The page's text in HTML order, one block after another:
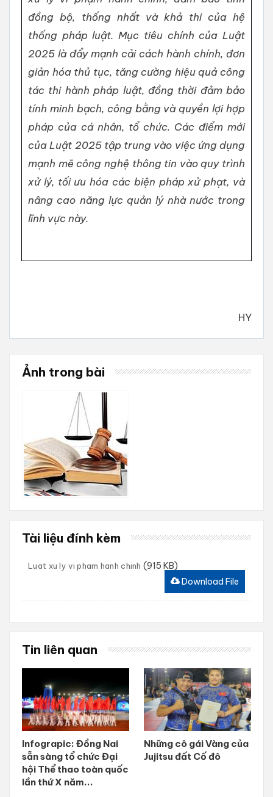
đồng bộ, thống nhất và khả thi của hệ
thống pháp luật. Mục tiêu chính của Luật
2025 là đẩy mạnh cải cách hành chính, đơn
giản hóa thủ tục, tăng cường hiệu quả công
tác thi hành pháp luật, đồng thời đảm bảo
tính minh bạch, công bằng và quyền lợi hợp
pháp của cá nhân, tổ chức. Các điểm mới
của Luật 2025 tập trung vào việc ứng dụng
mạnh mẽ công nghệ thông tin vào quy trình
xử lý, tối ưu hóa các biện pháp xử phạt, và
nâng cao năng lực quản lý nhà nước trong
lĩnh vực này.
HY
Ảnh trong bài
Tài liệu đính kèm
Luat xu ly vi pham hanh chinh (915 KB)
Download File
Tin liên quan
Infograpic: Đồng Nai
sẵn sàng tổ chức Đại
hội Thể thao toàn quốc
lần thứ X năm...
Những cô gái Vàng của
Jujitsu đất Cố đô